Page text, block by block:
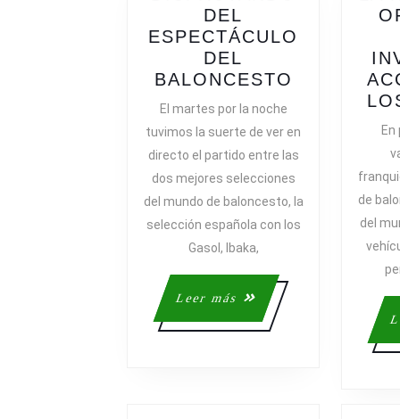
DEL
ESPECTÁCULO
DEL
BALONCESTO
DEL
El martes por la noche
tuvimos la suerte de ver en
directo el partido entre las
dos mejores selecciones
del mundo de baloncesto, la
selección española con los
Gasol, Ibaka,
Leer más
Leer
más
de
del